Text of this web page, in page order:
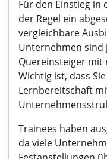
Für den Einstieg in
der Regel ein
vergleichbare
Unternehmen
Quereinsteiger mit
Wichtig ist, dass
Lernbereitschaft
Trainees haben
da viele